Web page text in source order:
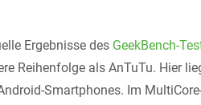
Ergebnisse des GeekBench-
Reihenfolge als AnTuTu. Hier
Smartphones. Im